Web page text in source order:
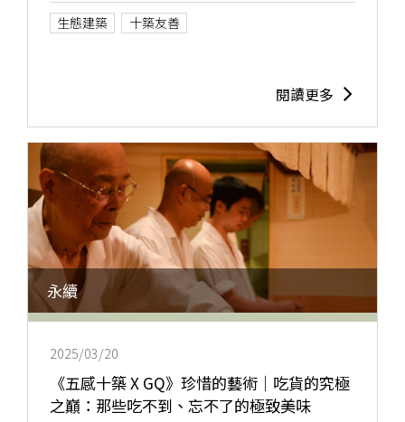
生態建築
十築友善
閱讀更多
永續
2025/03/20
《五感十築 X GQ》珍惜的藝術｜吃貨的究極
之巔：那些吃不到、忘不了的極致美味